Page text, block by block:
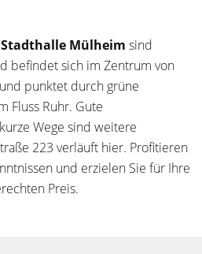
Stadthalle Mülheim sind
befindet sich im Zentrum von
und punktet durch grüne
Fluss Ruhr. Gute
Wege sind weitere
223 verläuft hier. Profitieren
und erzielen Sie für Ihre
Preis.